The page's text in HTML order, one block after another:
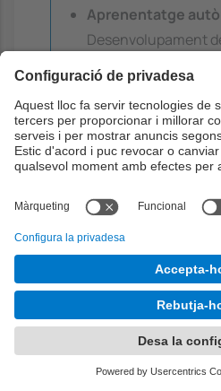
Aprenentatge
Desenvolupament
general de la
Objectius:
Continguts:
6 . Història general
Teoria
Problemes
4h
0h
Aprenentatge dirigit
Aprenentatge